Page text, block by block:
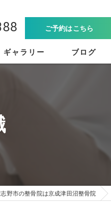
ご予約はこちら
ギャラリー ブログ
野市の整骨院は京成津田沼整骨院